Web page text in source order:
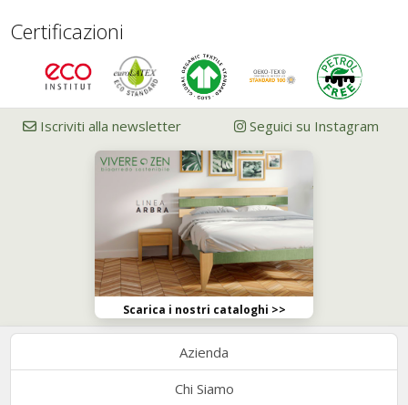
Certificazioni
Iscriviti alla newsletter Seguici su Instagram
Scarica i nostri cataloghi >>
Azienda
Chi Siamo